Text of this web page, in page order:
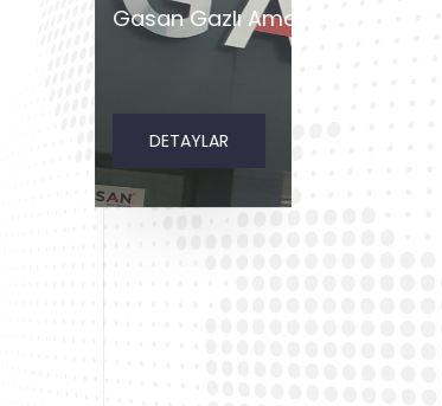
Gasan Gazlı Amortisör
DETAYLAR